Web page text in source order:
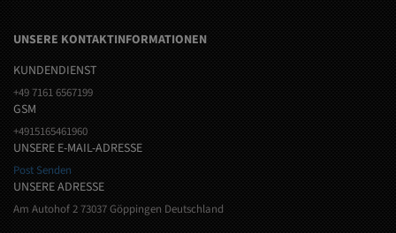
UNSERE KONTAKTINFORMATIONEN
KUNDENDIENST
+49 7161 6567199
GSM
+4915165461960
UNSERE E-MAIL-ADRESSE
Post Senden
UNSERE ADRESSE
Am Autohof 2 73037 Göppingen Deutschland